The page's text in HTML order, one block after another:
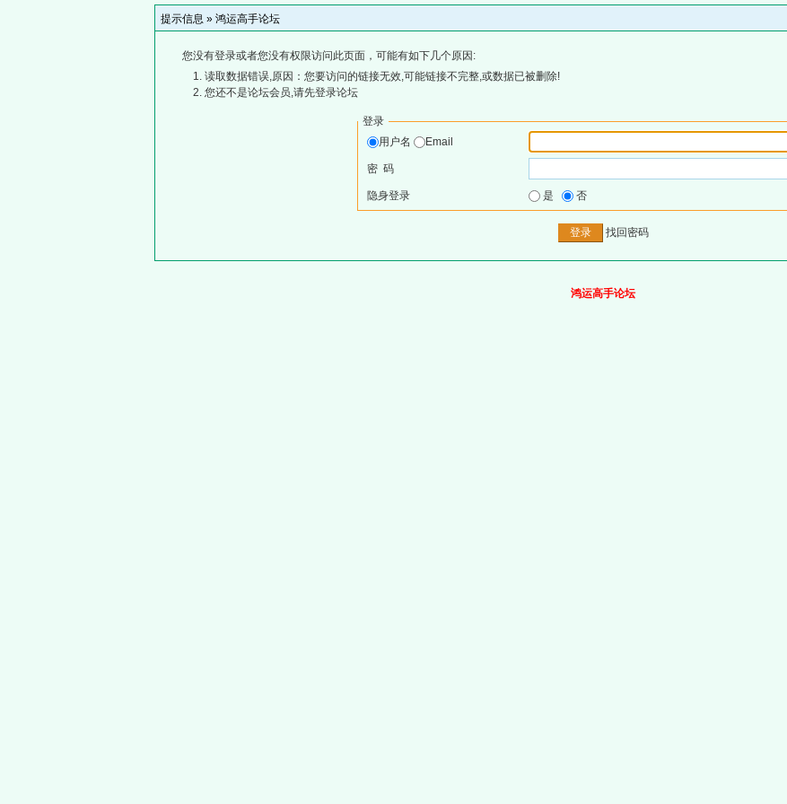
提示信息 » 鸿运高手论坛
您没有登录或者您没有权限访问此页面，可能有如下几个原因:
读取数据错误,原因：您要访问的链接无效,可能链接不完整,或数据已被删除!
您还不是论坛会员,请先登录论坛
登录
用户名
Email
密 码
隐身登录 是 否
找回密码
鸿运高手论坛